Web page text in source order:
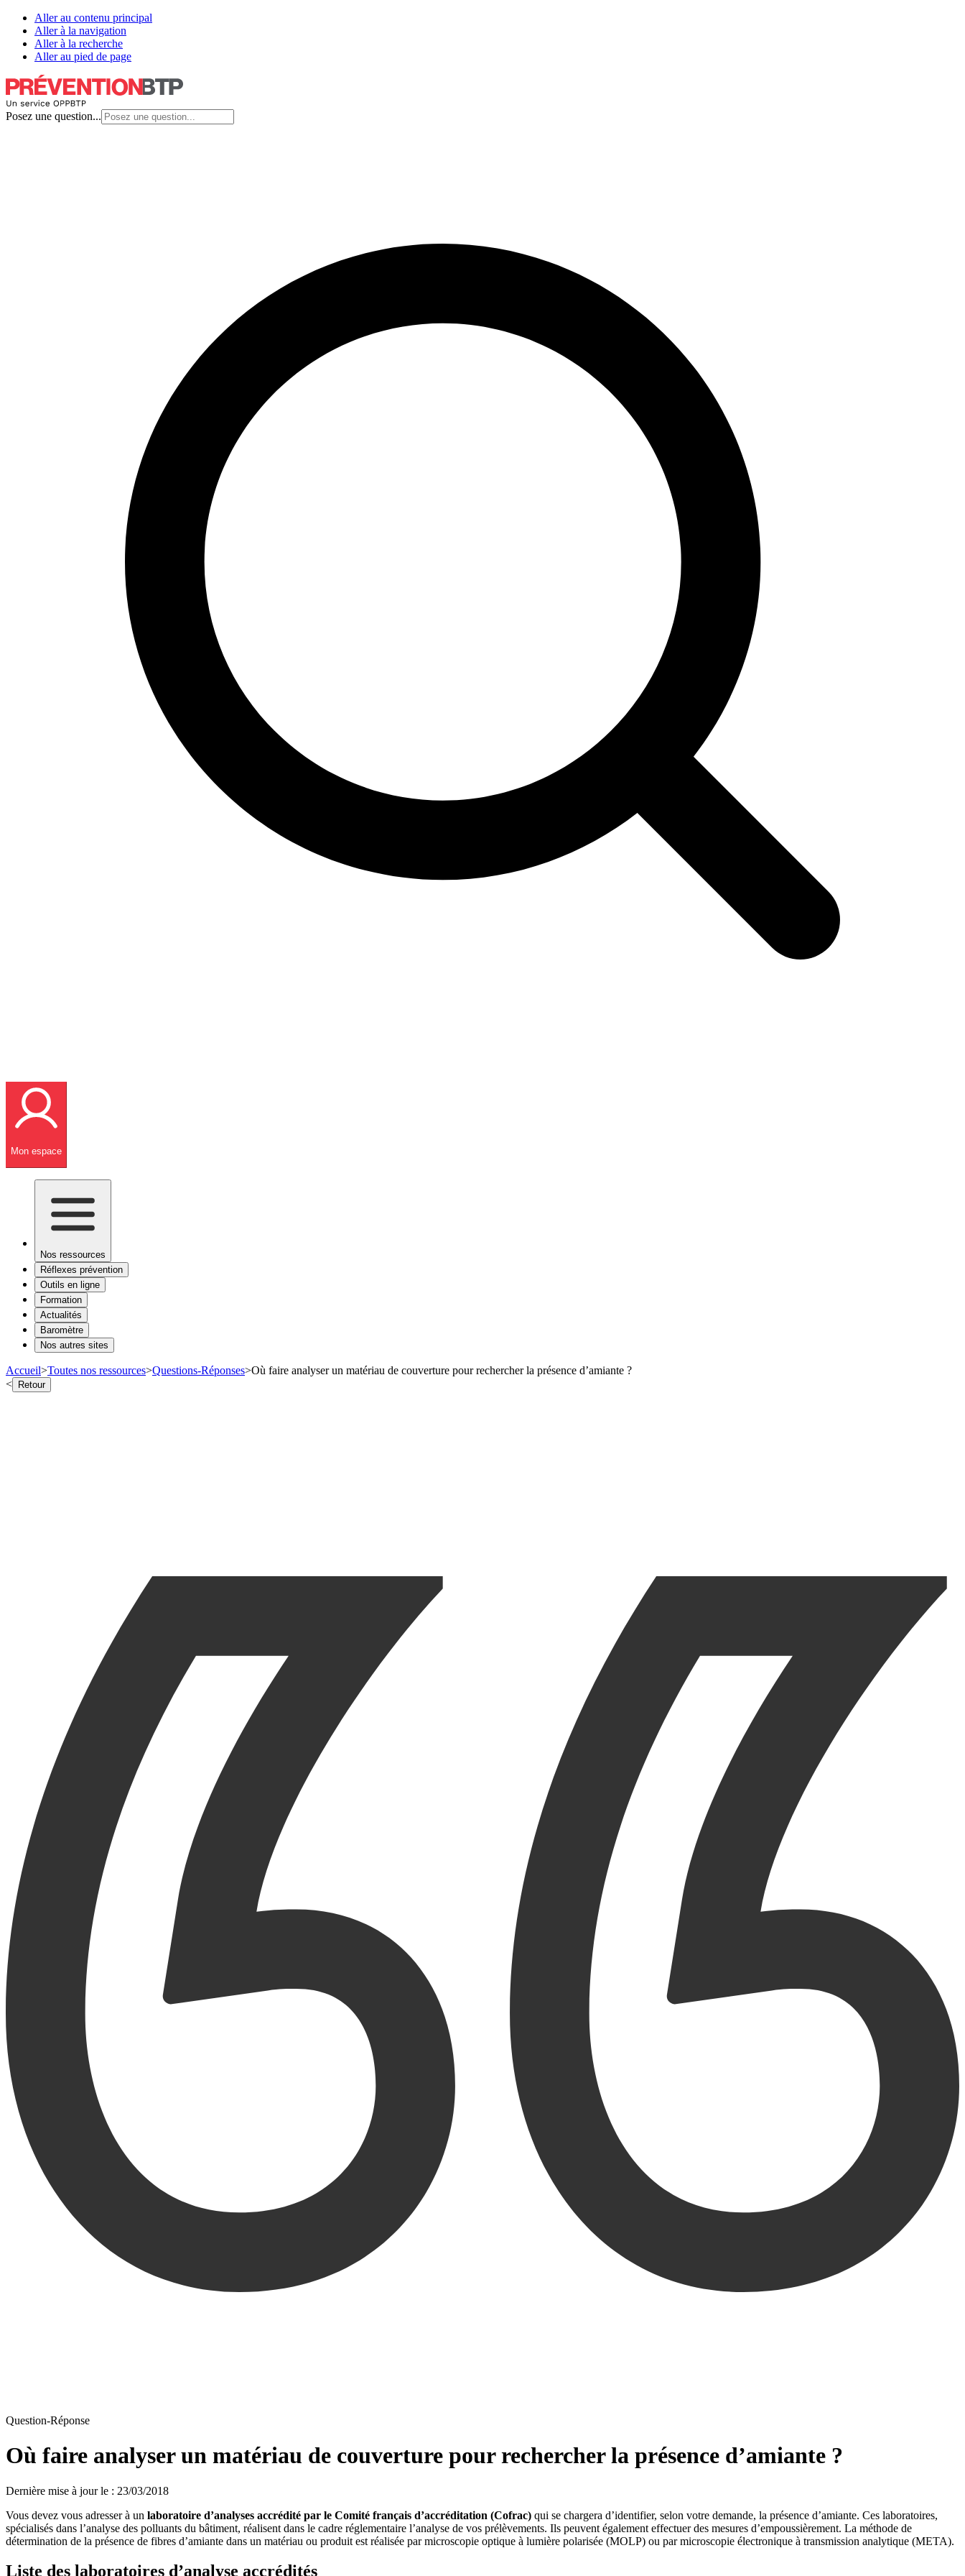
Aller au contenu principal
Aller à la navigation
Aller à la recherche
Aller au pied de page
Posez une question...
Mon espace
Nos ressources
Réflexes prévention
Outils en ligne
Formation
Actualités
Baromètre
Nos autres sites
Accueil>Toutes nos ressources>Questions-Réponses>Où faire analyser un matériau de couverture pour rechercher la présence d’amiante ?
< Retour
Question-Réponse
Où faire analyser un matériau de couverture pour rechercher la présence d’amiante ?
Dernière mise à jour le : 23/03/2018
Vous devez vous adresser à un laboratoire d’analyses accrédité par le Comité français d’accréditation (Cofrac) qui se chargera d’identifier, selon votre demande, la présence d’amiante. Ces laboratoires,
spécialisés dans l’analyse des polluants du bâtiment, réalisent dans le cadre réglementaire l’analyse de vos prélèvements. Ils peuvent également effectuer des mesures d’empoussièrement. La méthode de
détermination de la présence de fibres d’amiante dans un matériau ou produit est réalisée par microscopie optique à lumière polarisée (MOLP) ou par microscopie électronique à transmission analytique (META).
Liste des laboratoires d’analyse accrédités